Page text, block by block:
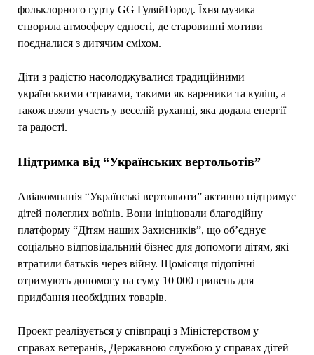
фольклорного гурту GG ГуляйГород. Їхня музика
створила атмосферу єдності, де старовинні мотиви
поєдналися з дитячим сміхом.
Діти з радістю насолоджувалися традиційними
українськими стравами, такими як вареники та куліш, а
також взяли участь у веселій руханці, яка додала енергії
та радості.
Підтримка від “Українських вертольотів”
Авіакомпанія “Українські вертольоти” активно підтримує
дітей полеглих воїнів. Вони ініціювали благодійну
платформу “Дітям наших Захисників”, що об’єднує
соціально відповідальний бізнес для допомоги дітям, які
втратили батьків через війну. Щомісяця підопічні
отримують допомогу на суму 10 000 гривень для
придбання необхідних товарів.
Проект реалізується у співпраці з Міністерством у
справах ветеранів, Державною службою у справах дітей